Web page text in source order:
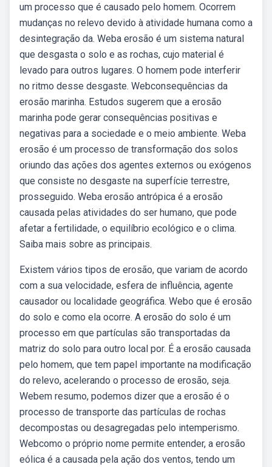
um processo que é causado pelo homem. Ocorrem
mudanças no relevo devido à atividade humana como a
desintegração da. Weba erosão é um sistema natural
que desgasta o solo e as rochas, cujo material é
levado para outros lugares. O homem pode interferir
no ritmo desse desgaste. Webconsequências da
erosão marinha. Estudos sugerem que a erosão
marinha pode gerar consequências positivas e
negativas para a sociedade e o meio ambiente. Weba
erosão é um processo de transformação dos solos
oriundo das ações dos agentes externos ou exógenos
que consiste no desgaste na superfície terrestre,
prosseguido. Weba erosão antrópica é a erosão
causada pelas atividades do ser humano, que pode
afetar a fertilidade, o equilíbrio ecológico e o clima.
Saiba mais sobre as principais.
Existem vários tipos de erosão, que variam de acordo
com a sua velocidade, esfera de influência, agente
causador ou localidade geográfica. Webo que é erosão
do solo e como ela ocorre. A erosão do solo é um
processo em que partículas são transportadas da
matriz do solo para outro local por. É a erosão causada
pelo homem, que tem papel importante na modificação
do relevo, acelerando o processo de erosão, seja.
Webem resumo, podemos dizer que a erosão é o
processo de transporte das partículas de rochas
decompostas ou desagregadas pelo intemperismo.
Webcomo o próprio nome permite entender, a erosão
eólica é a causada pela ação dos ventos, tendo um